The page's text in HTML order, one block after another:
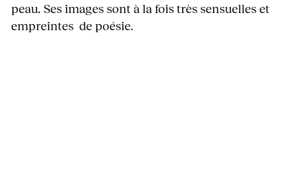
peau. Ses images sont à la fois très sensuelles et
empreintes de poésie.